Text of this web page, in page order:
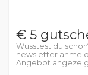
€ 5
Wusstest du
newsletter
Angebot